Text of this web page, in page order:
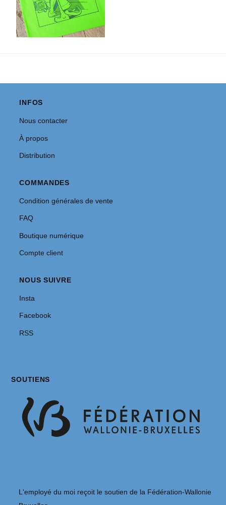
INFOS
Nous contacter
À propos
Distribution
COMMANDES
Condition générales de vente
FAQ
Boutique numérique
Compte client
NOUS SUIVRE
Insta
Facebook
RSS
SOUTIENS
L'employé du moi reçoit le soutien de la Fédération-Wallonie